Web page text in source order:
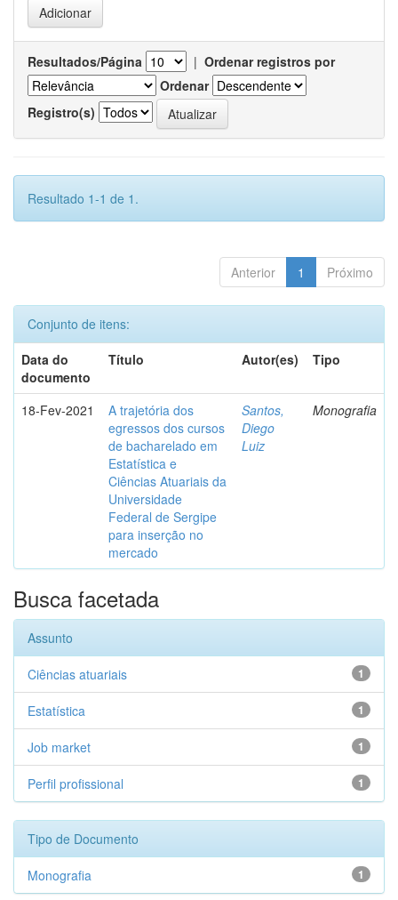
Resultados/Página | Ordenar registros por
Ordenar
Registro(s)
Resultado 1-1 de 1.
Anterior 1 Próximo
Conjunto de itens:
Data do
documento
Título Autor(es) Tipo
18-Fev-2021
A trajetória dos
egressos dos cursos
de bacharelado em
Estatística e
Ciências Atuariais da
Universidade
Federal de Sergipe
para inserção no
mercado
Santos,
Diego
Luiz
Monografia
Busca facetada
Assunto
1
Ciências atuariais
1
Estatística
1
Job market
1
Perfil profissional
Tipo de Documento
1
Monografia